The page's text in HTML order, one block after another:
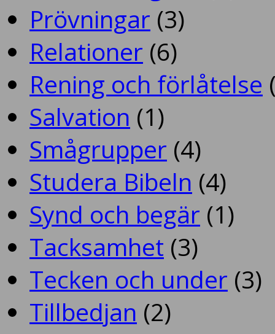
Prövningar (3)
Relationer (6)
Rening och förlåtelse
Salvation (1)
Smågrupper (4)
Studera Bibeln (4)
Synd och begär (1)
Tacksamhet (3)
Tecken och under (3)
Tillbedjan (2)